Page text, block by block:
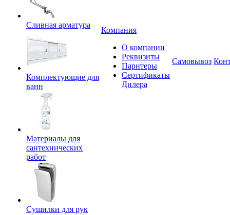
Сливная арматура
Комплектующие для
ванн
Материалы для
сантехнических
работ
Сушилки для рук
Компания
О компании
Реквизиты
Парнтеры
Сертификаты
Дилера
Самовывоз